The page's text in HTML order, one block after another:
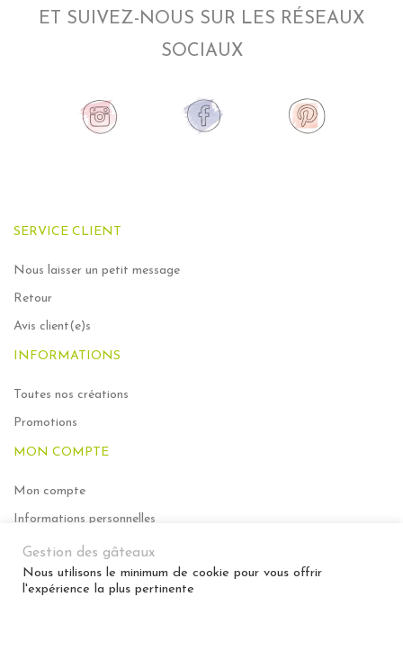
ET SUIVEZ-NOUS SUR LES RÉSEAUX
SOCIAUX
SERVICE CLIENT
Nous laisser un petit message
Retour
Avis client(e)s
INFORMATIONS
Toutes nos créations
Promotions
MON COMPTE
Mon compte
Informations personnelles
Mes commandes
Ma liste de souhaits
Gestion des gâteaux
Nous utilisons le minimum de cookie pour vous offrir
l'expérience la plus pertinente